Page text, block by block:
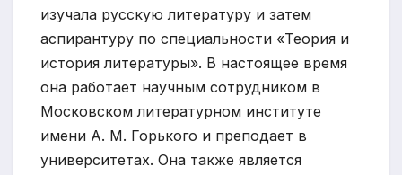
изучала русскую литературу и затем
аспирантуру по специальности «Теория и
история литературы». В настоящее время
она работает научным сотрудником в
Московском литературном институте
имени А. М. Горького и преподает в
университетах. Она также является